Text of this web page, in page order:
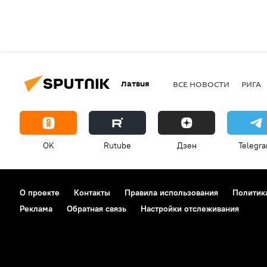
Латвия ВСЕ НОВОСТИ РИГА
OK Rutube Дзен
О проекте Контакты Правила использования
Реклама
Обратная связь Настройки отслеживания